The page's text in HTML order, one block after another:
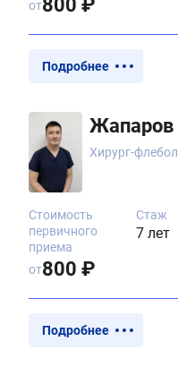
от800 ₽
Подробнее
Жапаров
Хирург-
Стаж
7 лет
Стоимость
первичного
приема
от800 ₽
Подробнее